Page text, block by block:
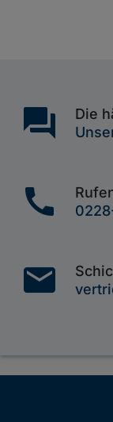
question_answer
Die
call
mail